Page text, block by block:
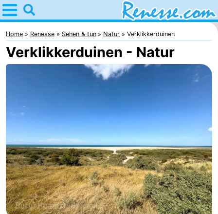
Home
Renesse
Tipps
-
Port
Greve
-
Zeeuwse
Kust
Campingplätze
Ferienhäuser
Home Renesse Sehen & tun Natur Verklikkerduinen
Verklikkerduinen - Natur